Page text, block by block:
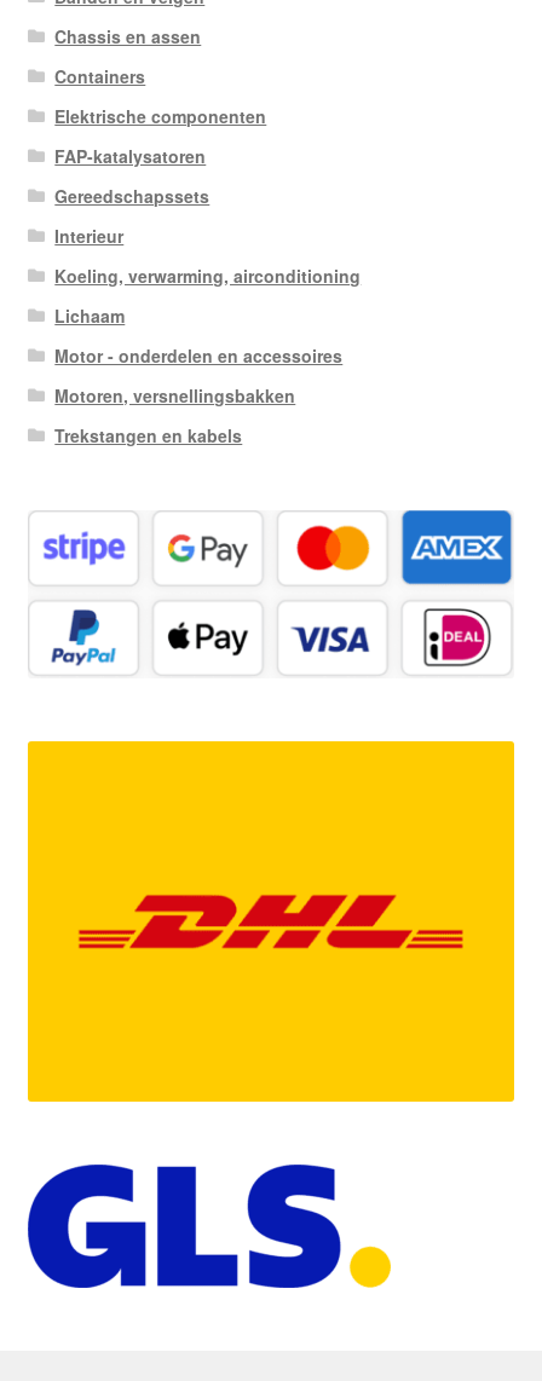
Chassis en assen
Containers
Elektrische componenten
FAP-katalysatoren
Gereedschapssets
Interieur
Koeling, verwarming, airconditioning
Lichaam
Motor - onderdelen en accessoires
Motoren, versnellingsbakken
Trekstangen en kabels